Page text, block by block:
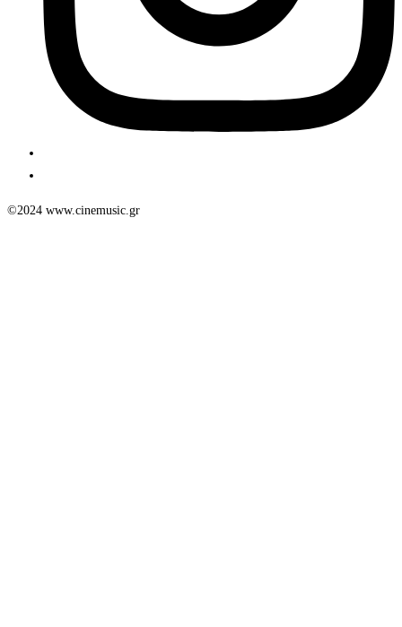
©2024 www.cinemusic.gr